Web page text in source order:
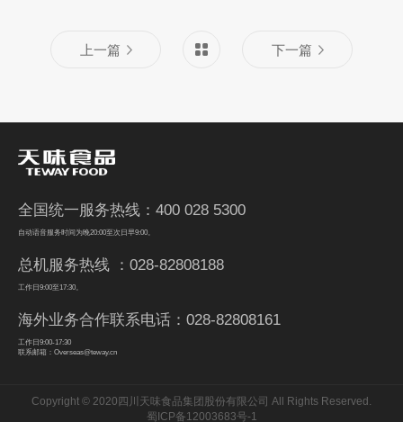
上一篇 下一篇
全国统一服务热线：400 028 5300
自动语音服务时间为晚20:00至次日早9:00。
总机服务热线 ：028-82808188
工作日9:00至17:30。
海外业务合作联系电话：028-82808161
工作日9:00-17:30
联系邮箱：Overseas@teway.cn
Copyright © 2020四川天味食品集团股份有限公司 All Rights Reserved.
蜀ICP备12003683号-1